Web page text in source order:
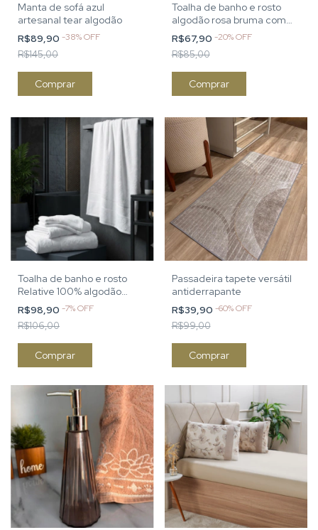
Manta de sofá azul
artesanal tear algodão
R$89,90 -38%OFF
R$145,00
Toalha de banho e rosto
algodão rosa bruma com
barrado aveludado
R$67,90 -20%OFF
R$85,00
Comprar
Toalha de banho e rosto
Relative 100% algodão
branca
R$98,90 -7%OFF
R$106,00
Comprar
Passadeira tapete versátil
antiderrapante
R$39,90 -60%OFF
R$99,00
Comprar